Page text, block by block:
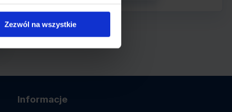
Zezwól na wszystkie
Informacje